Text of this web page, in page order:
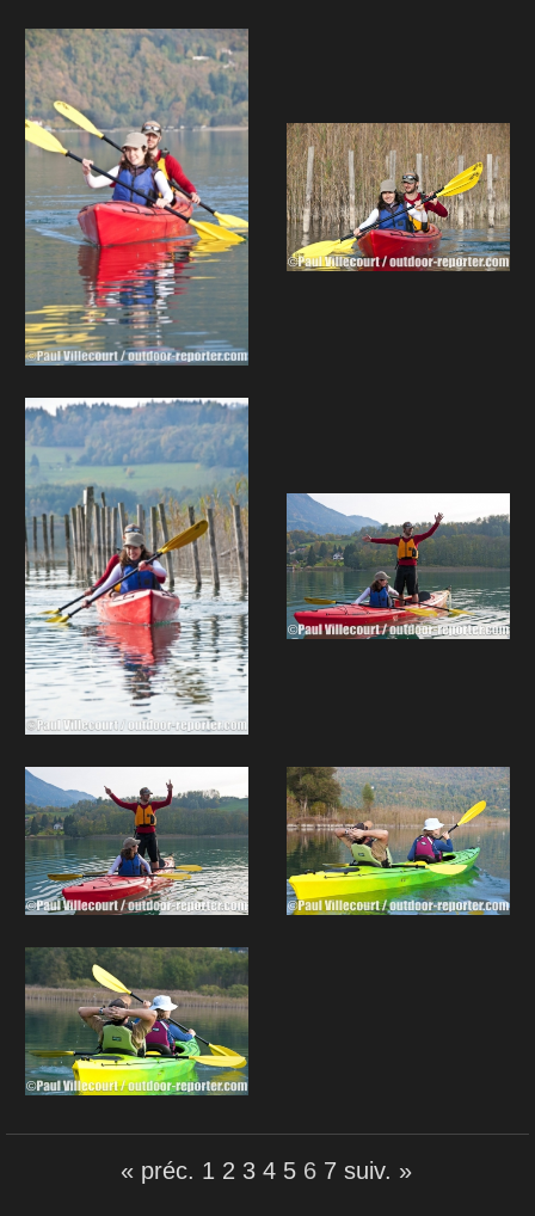
« préc. 1 2 3 4 5 6 7 suiv. »